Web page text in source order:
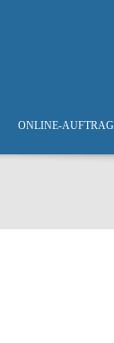
ONLINE-AUFTRAG